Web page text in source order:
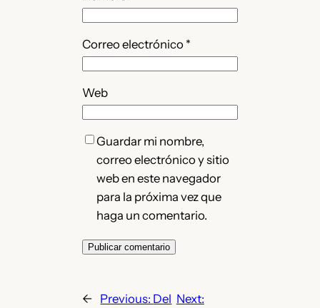
Correo electrónico *
Web
Guardar mi nombre,
correo electrónico y sitio
web en este navegador
para la próxima vez que
haga un comentario.
← Previous: Del Next: